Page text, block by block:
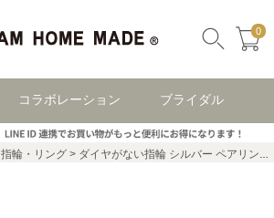
0
コラボレーション ブライダル
指輪・リング ダイヤがない指輪 シルバー ペアリング/単品